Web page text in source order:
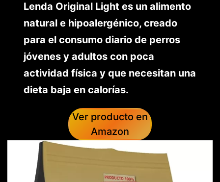
Lenda Original Light es un alimento
natural e hipoalergénico, creado
para el consumo diario de perros
jóvenes y adultos con poca
actividad física y que necesitan una
dieta baja en calorías.
Ver producto en
Amazon